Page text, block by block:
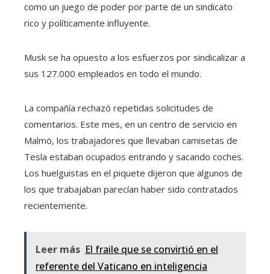
como un juego de poder por parte de un sindicato
rico y políticamente influyente.
Musk se ha opuesto a los esfuerzos por sindicalizar a
sus 127.000 empleados en todo el mundo.
La compañía rechazó repetidas solicitudes de
comentarios. Este mes, en un centro de servicio en
Malmö, los trabajadores que llevaban camisetas de
Tesla estaban ocupados entrando y sacando coches.
Los huelguistas en el piquete dijeron que algunos de
los que trabajaban parecían haber sido contratados
recientemente.
Leer más El fraile que se convirtió en el
referente del Vaticano en inteligencia